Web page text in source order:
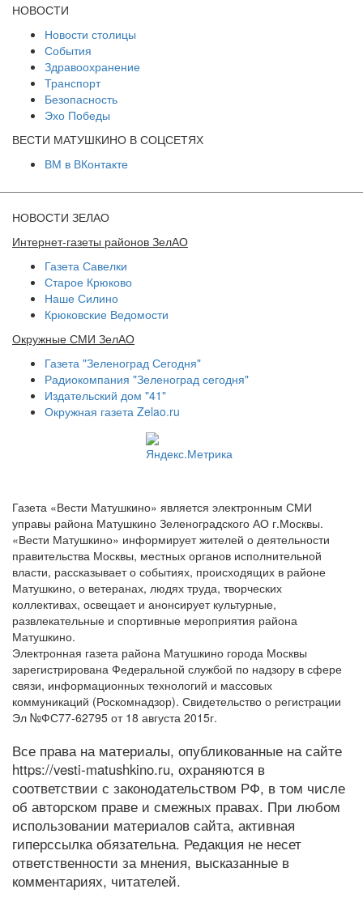
НОВОСТИ
Новости столицы
События
Здравоохранение
Транспорт
Безопасность
Эхо Победы
ВЕСТИ МАТУШКИНО В СОЦСЕТЯХ
ВМ в ВКонтакте
НОВОСТИ ЗЕЛАО
Интернет-газеты районов ЗелАО
Газета Савелки
Старое Крюково
Наше Силино
Крюковские Ведомости
Окружные СМИ ЗелАО
Газета "Зеленоград Сегодня"
Радиокомпания "Зеленоград сегодня"
Издательский дом "41"
Окружная газета Zelao.ru
Газета «Вести Матушкино» является электронным СМИ
управы района Матушкино Зеленоградского АО г.Москвы.
«Вести Матушкино» информирует жителей о деятельности
правительства Москвы, местных органов исполнительной
власти, рассказывает о событиях, происходящих в районе
Матушкино, о ветеранах, людях труда, творческих
коллективах, освещает и анонсирует культурные,
развлекательные и спортивные мероприятия района
Матушкино.
Электронная газета района Матушкино города Москвы
зарегистрирована Федеральной службой по надзору в сфере
связи, информационных технологий и массовых
коммуникаций (Роскомнадзор). Свидетельство о регистрации
Эл №ФС77-62795 от 18 августа 2015г.
Все права на материалы, опубликованные на сайте
https://vesti-matushkino.ru, охраняются в
соответствии с законодательством РФ, в том числе
об авторском праве и смежных правах. При любом
использовании материалов сайта, активная
гиперссылка обязательна. Редакция не несет
ответственности за мнения, высказанные в
комментариях, читателей.